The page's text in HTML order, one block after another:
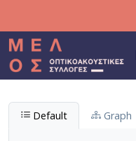
Default Graph